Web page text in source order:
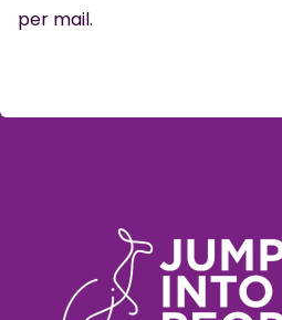
per mail.